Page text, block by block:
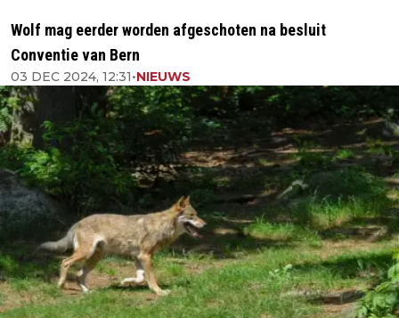
Wolf mag eerder worden afgeschoten na besluit
Conventie van Bern
03 DEC 2024, 12:31•NIEUWS